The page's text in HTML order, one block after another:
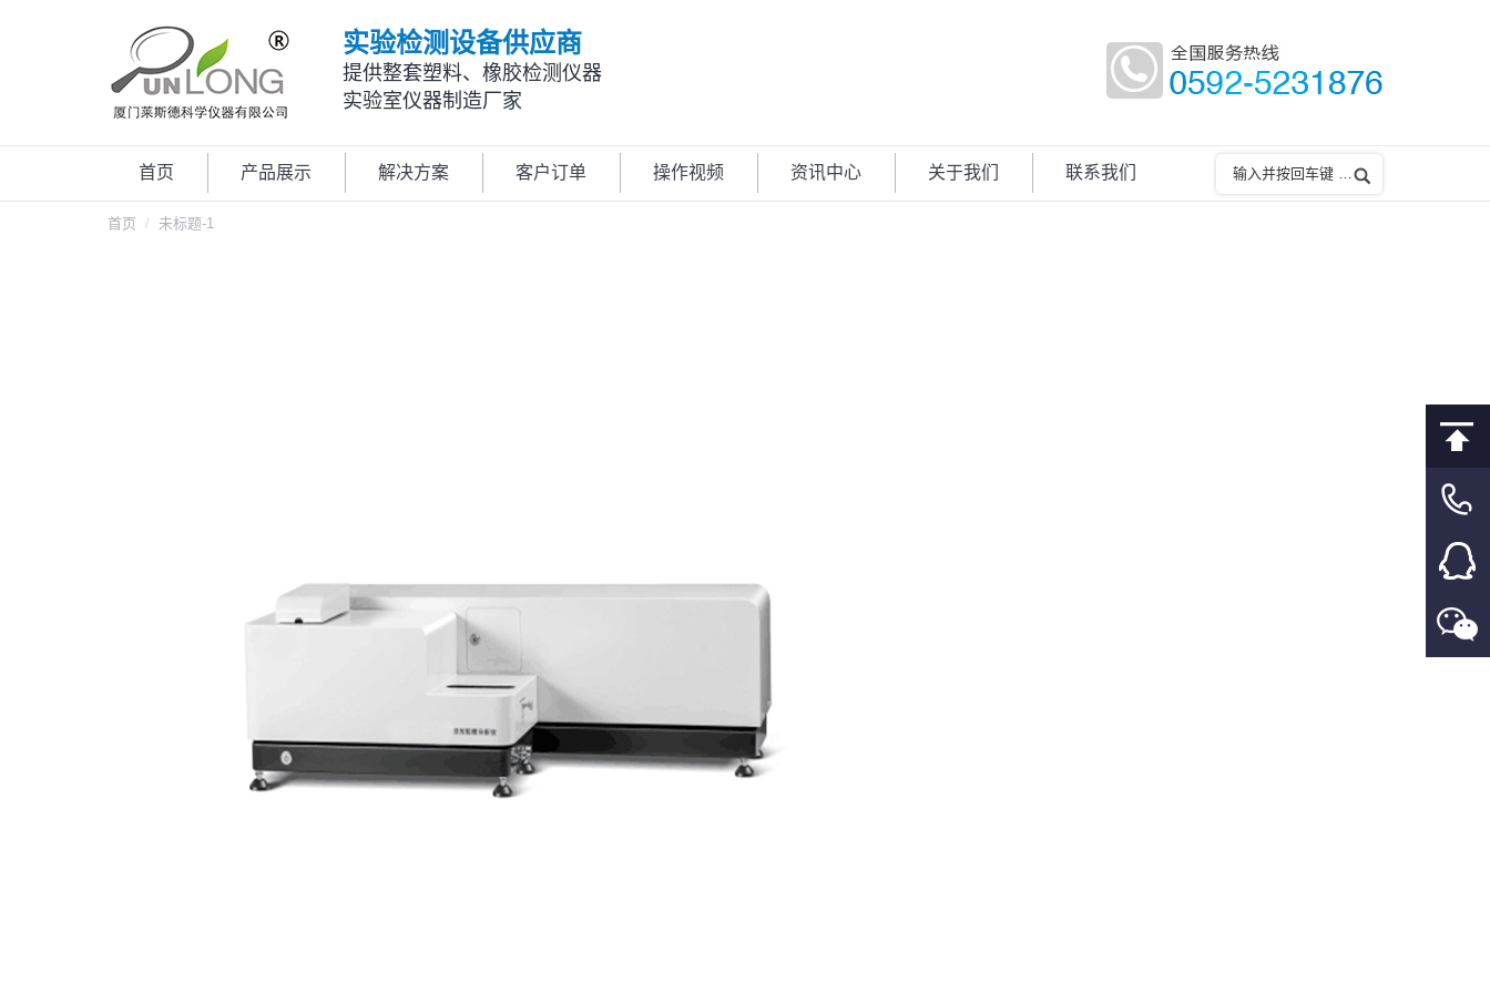
实验检测设备供应商
提供整套塑料、橡胶检测仪器
实验室仪器制造厂家
首页 产品展示 解决方案 客户订单 操作视频 资讯中心 关于我们 联系我们
您在这里：
首页 未标题-1